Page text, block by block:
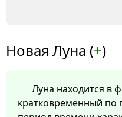
Новая Луна (+)
Луна находится в
кратковременный по